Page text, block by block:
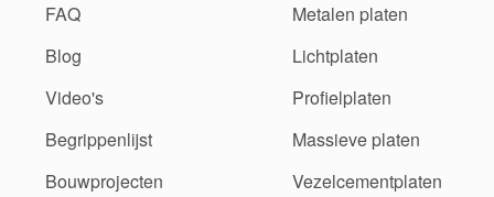
FAQ
Blog
Video's
Begrippenlijst
Bouwprojecten
Metalen platen
Lichtplaten
Profielplaten
Massieve platen
Vezelcementplaten